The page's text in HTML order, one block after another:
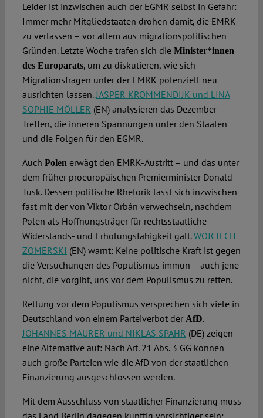
Leider ist inzwischen auch der EGMR selbst in Gefahr:
Immer mehr Mitgliedstaaten drohen damit, die EMRK
zu verlassen – vor allem aus migrationspolitischen
Gründen. Letzte Woche trafen sich die Minister*innen
des Europarats, um zu diskutieren, wie sich
Migrationsfragen unter der EMRK potenziell neu
ausrichten lassen.JASPER KROMMENDIJK und LINA
SOPHIE MÖLLER (EN) analysieren das Dezember-
Treffen, die inneren Spannungen unter den Staaten
und die Folgen für den EGMR.
Auch Polenerwägt den EMRK-Austritt – und das unter
dem früher proeuropäischen Premierminister Donald
Tusk. Dessen politische Rhetorik lässt sich inzwischen
fast mit der von Viktor Orbán verwechseln, nachdem
Polen als Hoffnungsträger für rechtsstaatliche
Widerstands- und Erholungsfähigkeit galt.WOJCIECH
ZOMERSKI (EN) warnt: Keine politische Kraft ist gegen
die Versuchungen des Populismus immun – auch jene
nicht, die vorgibt, uns vor dem Populismus zu retten.
Rettung vor dem Populismus versprechen sich viele in
Deutschland von einem Parteiverbot der AfD.
JOHANNES MAURER und NIKLAS SPAHR (DE) zeigen
eine Alternative auf: Nach Art. 21 Abs. 3 GG können
auch große Parteien wie die AfD von der staatlichen
Finanzierung ausgeschlossen werden.
Mit dem Ausschluss von staatlicher Finanzierung muss